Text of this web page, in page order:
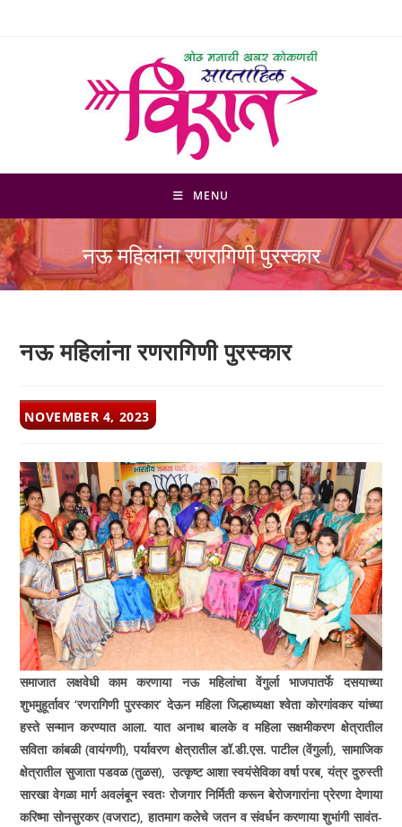
MENU
नऊ महिलांना रणरागिणी पुरस्कार
नऊ महिलांना रणरागिणी पुरस्कार
POST
PUBLISHED:
NOVEMBER 4, 2023
समाजात लक्षवेधी काम करणा­या नऊ महिलांचा वेंगुर्ला भाजपातर्फे दस­याच्या
शुभमुहूर्तावर ‘रणरागिणी पुरस्कार‘ देऊनमहिला जिल्हाध्यक्षा श्वेता कोरगांवकर यांच्या
हस्ते सन्मान करण्यात आला. यात अनाथ बालके व महिला सक्षमीकरण क्षेत्रातील
सविता कांबळी (वायंगणी), पर्यावरण क्षेत्रातील डॉ.डी.एस. पाटील (वेंगुर्ला), सामाजिक
क्षेत्रातील सुजाता पडवळ (तुळस), उत्कृष्ट आशा स्वयंसेविका वर्षा परब, यंत्र दुरुस्ती
सारखा वेगळा मार्ग अवलंबून स्वतः रोजगार निर्मिती करून बेरोजगारांनाप्रेरणा देणा­या
करिष्मा सोनसुरकर (वजराट), हातमाग कलेचे जतन व संवर्धन करणा­या शुभांगी सावंत-